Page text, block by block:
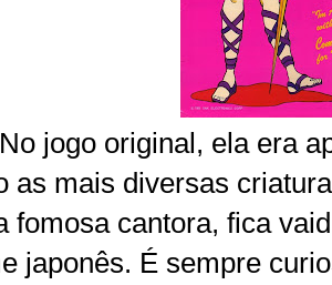
No jogo original, ela era
as mais diversas
fomosa cantora, fica
japonês. É sempre